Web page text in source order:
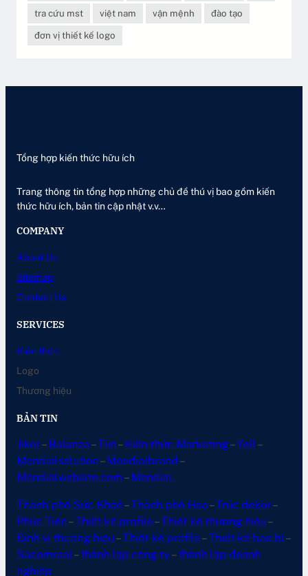
tra cứu mst
việt nam vận mệnh
đào tạo
đơn vị thiết kế logo
Tổng hợp kiến thức hữu ích
Trang thông tin tổng hợp những chủ đề thú vị bao gồm kiến
thức hữu ích, bản tin cập nhật v.v…
COMPANY
About Us
Sitemap
Contact Us
SERVICES
Kiến thức
Logo
Thương hiệu
BẢN TIN
Jiker–Balanza –Tiin–Kiến thức Marketing–Yell –
Mondialsolution–Mondialbrand –
Mondialwebsite.com –MondiaL
Thành phố Sức Khoẻ–Thành phố Hoa –Trúc dekor–
Phúc Tiến–Thiết kế profile–Thiết kế thương hiệu –
Định vị thương hiệu –Thiết kế profile–Thiết kế bao bì –
Sacomreal –thành lập công ty –thành lập doanh
nghiệp